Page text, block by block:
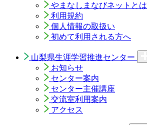
やまなしまなびネットとは
利用規約
個人情報の取扱い
初めて利用される方へ
山梨県生涯学習推進センター
お知らせ
センター案内
センター主催講座
交流室利用案内
アクセス